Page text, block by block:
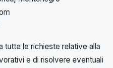
tutte le richieste relative alla
e di risolvere eventuali